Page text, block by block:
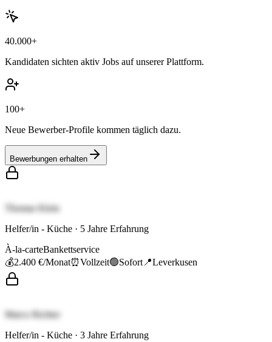
40.000+
Kandidaten sichten aktiv Jobs auf unserer Plattform.
100+
Neue Bewerber-Profile kommen täglich dazu.
Bewerbungen erhalten
Thomas Klein
Helfer/in - Küche · 5 Jahre Erfahrung
À-la-carteBankettservice
💰2.400 €/Monat⏰Vollzeit🟢Sofort 📍Leverkusen
Marco Richter
Helfer/in - Küche · 3 Jahre Erfahrung